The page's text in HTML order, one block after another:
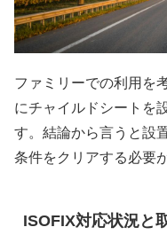
ファミリーでの利用を
にチャイルドシートを
す。結論から言うと設
条件をクリアする必要
ISOFIX対応状況と